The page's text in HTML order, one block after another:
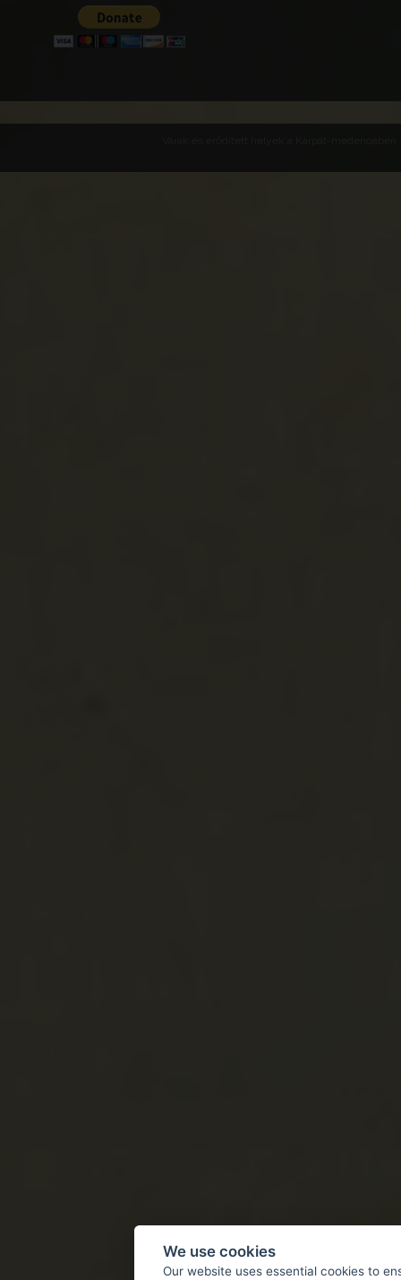
We use cookies
Our website uses essential cookies to